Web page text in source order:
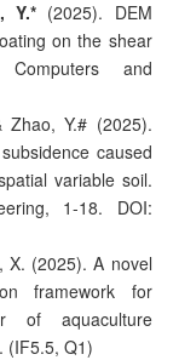
Y.*(2025). DEM
on the shear
and
Y.# (2025).
caused
variable soil.
1-18. DOI:
X. (2025). A novel
framework for
of aquaculture
(IF5.5, Q1)